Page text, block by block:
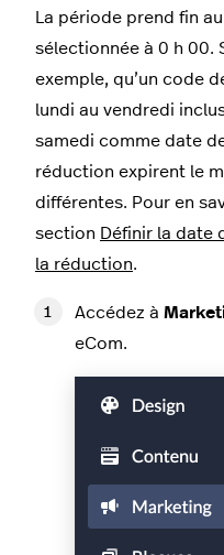
La période prend fin
sélectionnée à 0 h 00.
exemple, qu’un code
lundi au vendredi
samedi comme date
réduction expirent le
différentes. Pour en
section Définir la date
la réduction.
Accédez à
eCom.